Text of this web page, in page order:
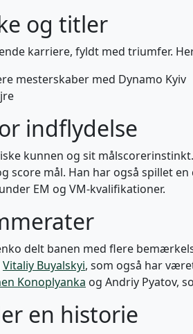
og titler
karriere, fyldt med triumfer.
mesterskaber med Dynamo Kyiv
indflydelse
kunnen og sit
score mål. Han har også spillet
EM og VM-kvalifikationer.
delt banen med flere
Vitaliy Buyalskyi, som også har
Konoplyanka og Andriy Pyatov,
en historie